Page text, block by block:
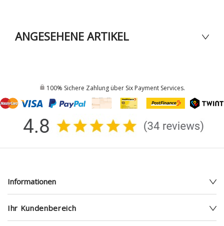
ANGESEHENE ARTIKEL
100% Sichere Zahlung über Six Payment Services.
Informationen
Ihr Kundenbereich